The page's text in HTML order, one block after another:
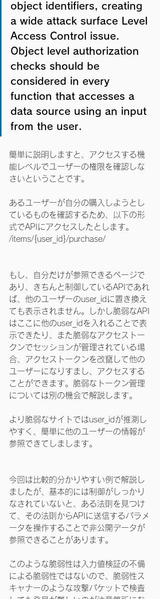
object identifiers, creating
a wide attack surface Level
Access Control issue.
Object level authorization
checks should be
considered in every
function that accesses a
data source using an input
from the user.
簡単に説明しますと、アクセスする機
能レベルでユーザーの権限を確認しな
さいということです。
あるユーザーが自分の購入しようとし
ているものを確認するため、以下の形
式でAPIにアクセスしたとします。
/items/{user_id}/purchase/
もし、自分だけが参照できるページで
あり、きちんと制御しているAPIであれ
ば、他のユーザーのuser_idに置き換え
ても表示されません。しかし脆弱なAPI
はここに他のuser_idを入れることで表
示できたり、また脆弱なアクセストー
クンでセッションが管理されている場
合、アクセストークンを改竄して他の
ユーザーになりすまし、アクセスする
ことができます。脆弱なトークン管理
については別の機会で解説します。
より脆弱なサイトではuser_idが推測し
やすく、簡単に他のユーザーの情報が
参照できてしまします。
今回は比較的分かりやすい例で解説し
ましたが、基本的には制御がしっかり
なされていないと、ある法則を見つけ
て、その法則からAPIに送信するパラメ
ータを操作することで非公開データが
参照できることがあります。
このような脆弱性は入力値検証の不備
による脆弱性ではないので、脆弱性ス
キャナーのような攻撃パケットで検査